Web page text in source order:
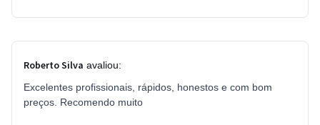
Roberto Silva avaliou:
Excelentes profissionais, rápidos, honestos e com bom
preços. Recomendo muito